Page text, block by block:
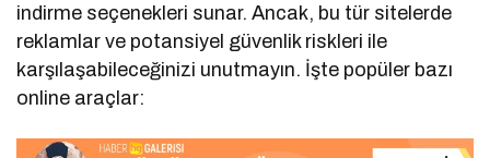
indirme seçenekleri sunar. Ancak, bu tür sitelerde
reklamlar ve potansiyel güvenlik riskleri ile
karşılaşabileceğinizi unutmayın. İşte popüler bazı
online araçlar: